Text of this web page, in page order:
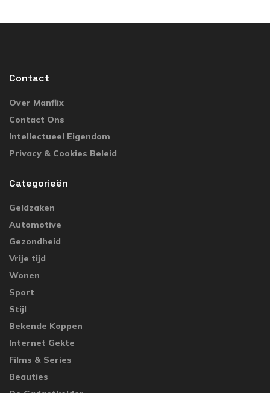
Contact
Over Manflix
Contact Ons
Intellectueel Eigendom
Privacy & Cookies Beleid
Categorieën
Geldzaken
Automotive
Gezondheid
Vrije tijd
Wonen
Sport
Stijl
Bekende Koppen
Internet Gekte
Films & Series
Beauties